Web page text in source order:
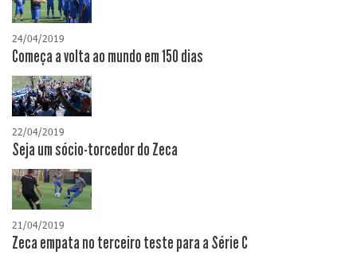
24/04/2019
Começa a volta ao mundo em 150 dias
22/04/2019
Seja um sócio-torcedor do Zeca
21/04/2019
Zeca empata no terceiro teste para a Série C